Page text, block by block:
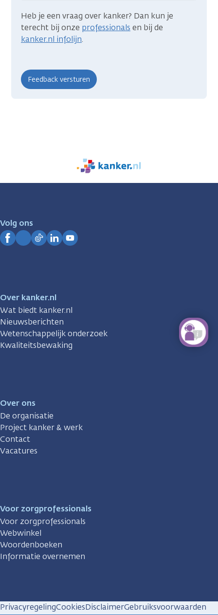
Heb je een vraag over kanker? Dan kun je
terecht bij onze professionals en bij de
kanker.nl infolijn.
We
zijn
Volg ons
Over kanker.nl
Wat biedt kanker.nl
Nieuwsberichten
Wetenschappelijk onderzoek
Kwaliteitsbewaking
Over ons
De organisatie
Project kanker & werk
Contact
Vacatures
Voor zorgprofessionals
Voor zorgprofessionals
Webwinkel
Woordenboeken
Informatie overnemen
PrivacyregelingCookiesDisclaimerGebruiksvoorwaarden